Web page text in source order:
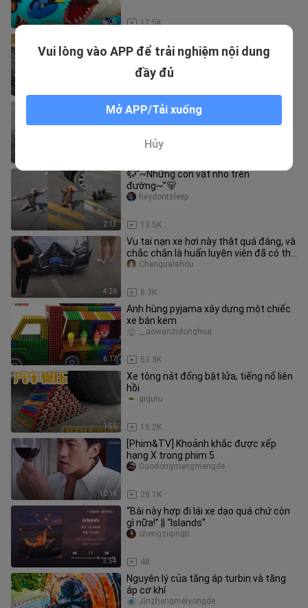
3:05 17.5K
nhiều quá rồi đấy.
huấn luyện viên! Bạn chưa bao giờ
được dạy thủ thuật này!
2:13
🦬“~Những con vật nhỏ trên
đường~”🐻
13.5K
heydontsleep
4:26
Vụ tai nạn xe hơi này thật quá đáng, và
chắc chắn là huấn luyện viên đã có thủ
đoạn!
8.3K
Chenguaishou
6:17
Anh hùng pyjama xây dựng một chiếc
xe bán kem
53.3K
__aowanzidonghua
1:56
Xe tông nát đống bật lửa, tiếng nổ liên
hồi
15.2K
qiqutu
10:16
[Phim&TV] Khoảnh khắc được xếp
hạng X trong phim 5
29.1K
Guodongmengmengde
3:54
“Bài này hợp đi lái xe dạo quá chứ còn
gì nữa!” || “Islands”
48
chengziqingti
Nguyên lý của tăng áp turbin và tăng
áp cơ khí
Jinzhengmeiyongde
Vui lòng vào APP để trải nghiệm nội dung
đầy đủ
Mở APP/Tải xuống
Hủy